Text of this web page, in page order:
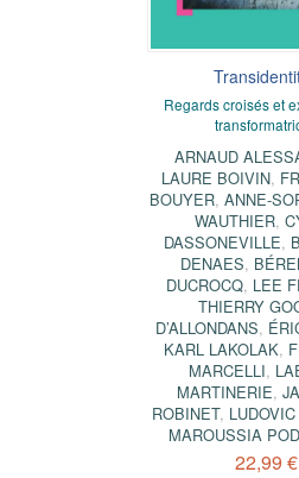
Regards croisés et
ARNAUD
LAURE BOIVIN,
BOUYER, ANNE-
WAUTHIER,
DASSONEVILLE,
DENAES,
DUCROCQ, LEE
THIERRY
D’ALLONDANS,
KARL LAKOLAK,
MARCELLI,
MARTINERIE,
ROBINET,
MAROUSSIA
22,99 €